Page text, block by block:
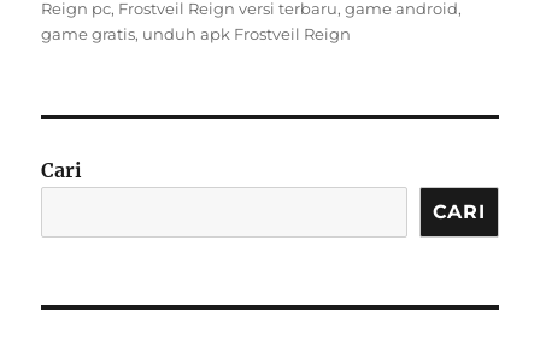
on
Reign pc, Frostveil Reign versi terbaru,game android,
game gratis, unduh apk Frostveil Reign
Cari
CARI